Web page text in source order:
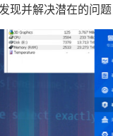
现并解决潜在的问